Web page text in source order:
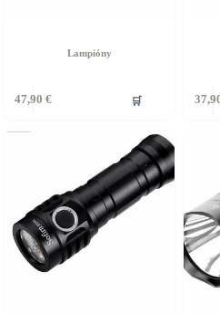
Lampióny
47,90 € 🛒